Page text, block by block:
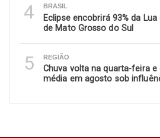
4 BRASIL
Eclipse encobrirá 93% da
de Mato Grosso do Sul
5 REGIÃO
Chuva volta na quarta-feira e
média em agosto sob